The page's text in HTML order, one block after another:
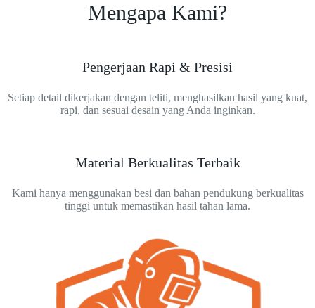
Mengapa Kami?
Pengerjaan Rapi & Presisi
Setiap detail dikerjakan dengan teliti, menghasilkan hasil yang kuat,
rapi, dan sesuai desain yang Anda inginkan.
Material Berkualitas Terbaik
Kami hanya menggunakan besi dan bahan pendukung berkualitas
tinggi untuk memastikan hasil tahan lama.